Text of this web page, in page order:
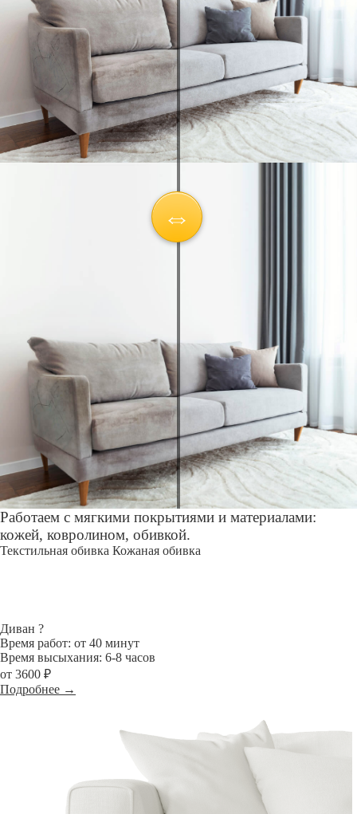
Работаем с мягкими покрытиями и материалами:
кожей, ковролином, обивкой.
Текстильная обивка Кожаная обивка
Диван ?
Время работ: от 40 минут
Время высыхания: 6-8 часов
от 3600 ₽
Подробнее →